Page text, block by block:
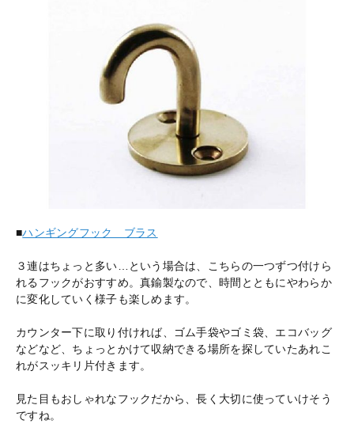
■ハンギングフック ブラス
３連はちょっと多い…という場合は、こちらの一つずつ付けら
れるフックがおすすめ。真鍮製なので、時間とともにやわらか
に変化していく様子も楽しめます。
カウンター下に取り付ければ、ゴム手袋やゴミ袋、エコバッグ
などなど、ちょっとかけて収納できる場所を探していたあれこ
れがスッキリ片付きます。
見た目もおしゃれなフックだから、長く大切に使っていけそう
ですね。